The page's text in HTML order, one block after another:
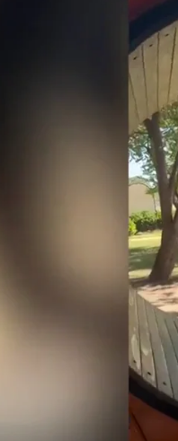
caída
usar una rueda de